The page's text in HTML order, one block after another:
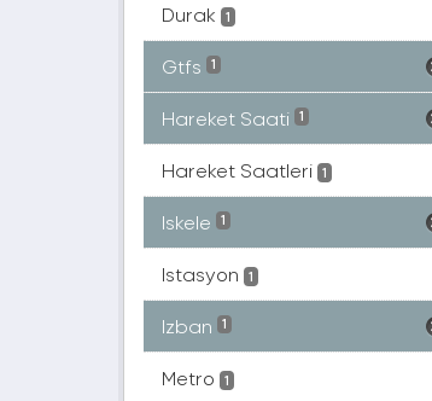
Durak 1
Gtfs 1
Hareket Saati 1
Hareket Saatleri 1
Iskele 1
Istasyon 1
Izban 1
Metro 1